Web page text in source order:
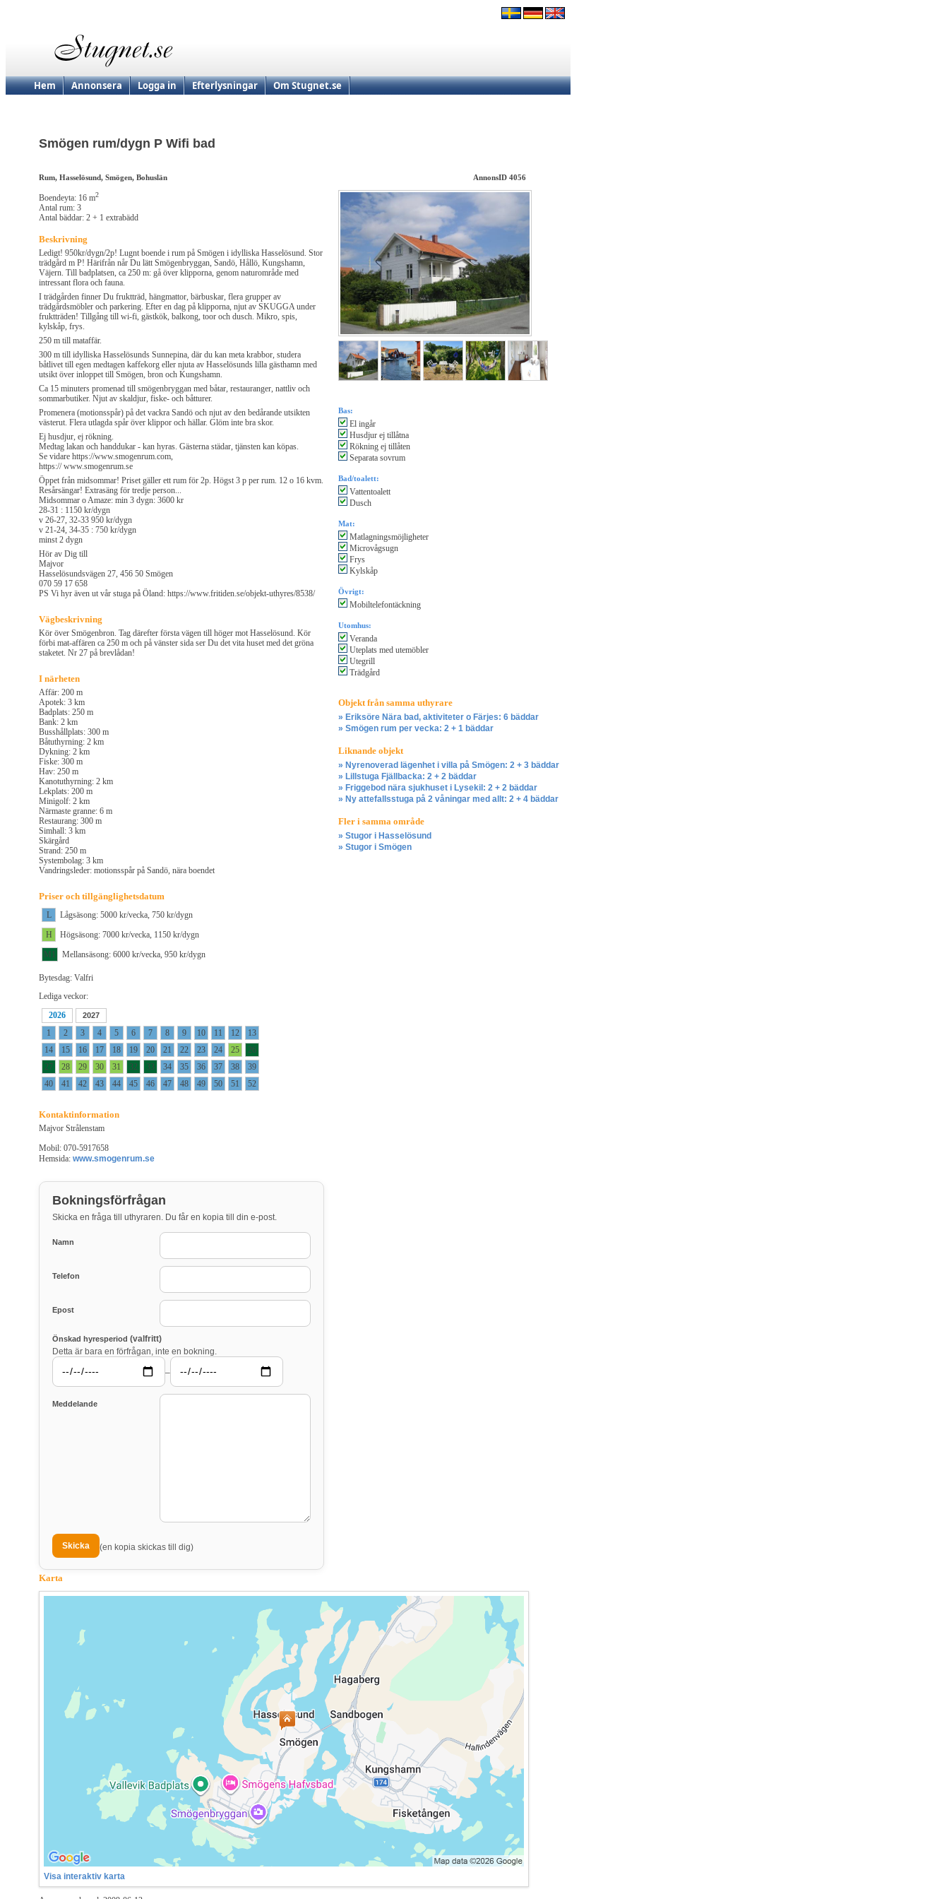
Hem Annonsera Logga in Efterlysningar Om Stugnet.se
Smögen rum/dygn P Wifi bad
Rum, Hasselösund, Smögen, Bohuslän AnnonsID 4056
Boendeyta: 16 m2
Antal rum: 3
Antal bäddar: 2 + 1 extrabädd
Beskrivning
Ledigt! 950kr/dygn/2p! Lugnt boende i rum på Smögen i idylliska Hasselösund. Stor
trädgård m P! Härifrån når Du lätt Smögenbryggan, Sandö, Hållö, Kungshamn,
Väjern. Till badplatsen, ca 250 m: gå över klipporna, genom naturområde med
intressant flora och fauna.
I trädgården finner Du fruktträd, hängmattor, bärbuskar, flera grupper av
trädgårdsmöbler och parkering. Efter en dag på klipporna, njut av SKUGGA under
fruktträden! Tillgång till wi-fi, gästkök, balkong, toor och dusch. Mikro, spis,
kylskåp, frys.
250 m till mataffär.
300 m till idylliska Hasselösunds Sunnepina, där du kan meta krabbor, studera
båtlivet till egen medtagen kaffekorg eller njuta av Hasselösunds lilla gästhamn med
utsikt över inloppet till Smögen, bron och Kungshamn.
Ca 15 minuters promenad till smögenbryggan med båtar, restauranger, nattliv och
sommarbutiker. Njut av skaldjur, fiske- och båtturer.
Promenera (motionsspår) på det vackra Sandö och njut av den bedårande utsikten
västerut. Flera utlagda spår över klippor och hällar. Glöm inte bra skor.
Ej husdjur, ej rökning.
Medtag lakan och handdukar - kan hyras. Gästerna städar, tjänsten kan köpas.
Se vidare https://www.smogenrum.com,
https:// www.smogenrum.se
Öppet från midsommar! Priset gäller ett rum för 2p. Högst 3 p per rum. 12 o 16 kvm.
Resårsängar! Extrasäng för tredje person...
Midsommar o Amaze: min 3 dygn: 3600 kr
28-31 : 1150 kr/dygn
v 26-27, 32-33 950 kr/dygn
v 21-24, 34-35 : 750 kr/dygn
minst 2 dygn
Hör av Dig till
Majvor
Hasselösundsvägen 27, 456 50 Smögen
070 59 17 658
PS Vi hyr även ut vår stuga på Öland: https://www.fritiden.se/objekt-uthyres/8538/
Vägbeskrivning
Kör över Smögenbron. Tag därefter första vägen till höger mot Hasselösund. Kör
förbi mat-affären ca 250 m och på vänster sida ser Du det vita huset med det gröna
staketet. Nr 27 på brevlådan!
I närheten
Affär: 200 m
Apotek: 3 km
Badplats: 250 m
Bank: 2 km
Busshållplats: 300 m
Båtuthyrning: 2 km
Dykning: 2 km
Fiske: 300 m
Hav: 250 m
Kanotuthyrning: 2 km
Lekplats: 200 m
Minigolf: 2 km
Närmaste granne: 6 m
Restaurang: 300 m
Simhall: 3 km
Skärgård
Strand: 250 m
Systembolag: 3 km
Vandringsleder: motionsspår på Sandö, nära boendet
Priser och tillgänglighetsdatum
L
Lågsäsong: 5000 kr/vecka, 750 kr/dygn
H
Högsäsong: 7000 kr/vecka, 1150 kr/dygn
M1
Mellansäsong: 6000 kr/vecka, 950 kr/dygn
Bytesdag: Valfri
Lediga veckor:
2026
2027
1 2 3 4 5 6 7 8 9 10 11 12
13
14
15 16 17 18 19 20 21 22 23 24 25
26
27
28 29 30 31 32 33 34 35 36 37 38
39
40
41 42 43 44 45 46 47 48 49 50 51 52
Kontaktinformation
Majvor Strålenstam
Mobil: 070-5917658
Hemsida: www.smogenrum.se
Bokningsförfrågan
Skicka en fråga till uthyraren. Du får en kopia till din e-post.
Namn
Telefon
Epost
Önskad hyresperiod (valfritt)
Detta är bara en förfrågan, inte en bokning.
–
Meddelande
(en kopia skickas till dig)
Bas:
El ingår
Husdjur ej tillåtna
Rökning ej tillåten
Separata sovrum
Bad/toalett:
Vattentoalett
Dusch
Mat:
Matlagningsmöjligheter
Microvågsugn
Frys
Kylskåp
Övrigt:
Mobiltelefontäckning
Utomhus:
Veranda
Uteplats med utemöbler
Utegrill
Trädgård
Objekt från samma uthyrare
» Eriksöre Nära bad, aktiviteter o Färjes: 6 bäddar
» Smögen rum per vecka: 2 + 1 bäddar
Liknande objekt
» Nyrenoverad lägenhet i villa på Smögen: 2 + 3 bäddar
» Lillstuga Fjällbacka: 2 + 2 bäddar
» Friggebod nära sjukhuset i Lysekil: 2 + 2 bäddar
» Ny attefallsstuga på 2 våningar med allt: 2 + 4 bäddar
Fler i samma område
» Stugor i Hasselösund
» Stugor i Smögen
Karta
Visa interaktiv karta